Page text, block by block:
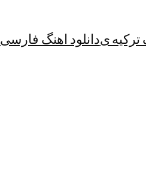
ترکیه یدانلود اهنگ فارسی